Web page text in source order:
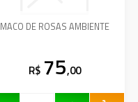
MACO DE ROSAS AMBIENTE
R$ 75,00